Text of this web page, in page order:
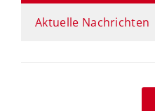
Aktuelle Nachrichten